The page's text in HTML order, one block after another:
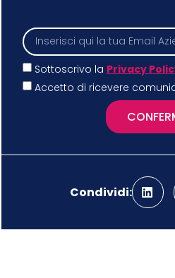
Sottoscrivo la Privacy
Accetto di ricevere
Condividi: